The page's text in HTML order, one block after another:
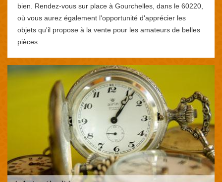
bien. Rendez-vous sur place à Gourchelles, dans le 60220,
où vous aurez également l'opportunité d'apprécier les
objets qu'il propose à la vente pour les amateurs de belles
pièces.